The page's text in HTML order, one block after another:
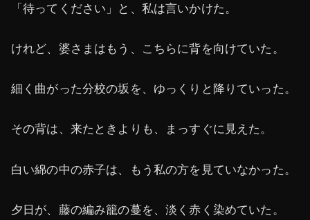
「待ってください」と、私は言いかけた。
けれど、婆さまはもう、こちらに背を向けていた。
細く曲がった分校の坂を、ゆっくりと降りていった。
その背は、来たときよりも、まっすぐに見えた。
白い綿の中の赤子は、もう私の方を見ていなかった。
夕日が、藤の編み籠の蔓を、淡く赤く染めていた。